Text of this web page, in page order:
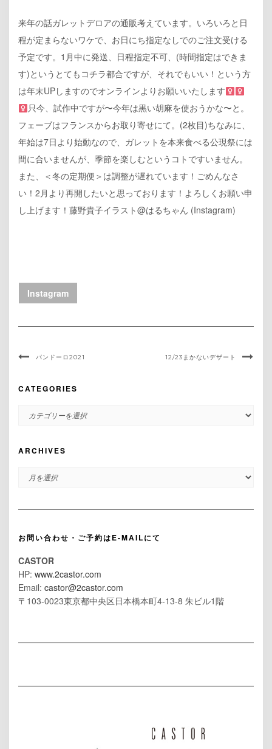
来年の話ガレットデロアの通販考えています。いろいろと日
程が定まらないワケで、お日にち指定なしでのご注文受ける
予定です。1月中に発送、日程指定不可、(時間指定はできま
す)というとてもコチラ都合ですが、それでもいい！という方
は年末UPしますのでオンラインよりお願いいたします‍
只今、試作中ですが〜今年は黒い胡麻を使おうかな〜と。
フェーブはフランスからお取り寄せにて。(2枚目)ちなみに、
年始は7日より始動なので、ガレットを本来食べる公現祭には
間に合いませんが、季節を楽しむというコトですいません。
また、＜冬の定期便＞は調整が遅れています！ごめんなさ
い！2月より再開したいと思っております！よろしくお願い申
し上げます！藤野貴子イラスト@はるちゃん (Instagram)
Instagram
パンドーロ2021 12/23まかないデザート
CATEGORIES
CATEGORIES
ARCHIVES
ARCHIVES
お問い合わせ・ご予約はE-MAILにて
CASTOR
HP: www.2castor.com
Email: castor@2castor.com
〒103-0023東京都中央区日本橋本町4-13-8 朱ビル1階